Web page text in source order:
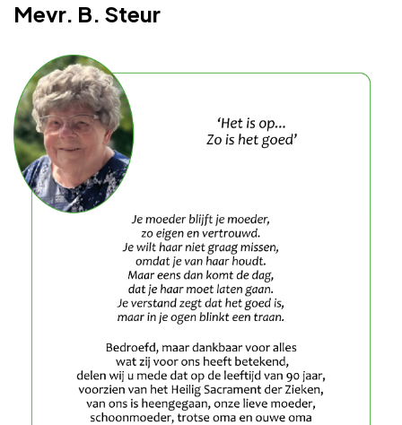
Adverteren
Adreswijziging
Contact
Mevr. B. Steur